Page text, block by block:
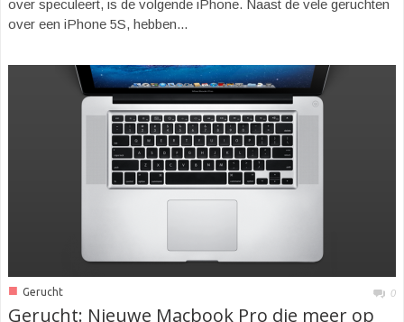
over speculeert, is de volgende iPhone. Naast de vele geruchten
over een iPhone 5S, hebben...
■ Gerucht 0
Gerucht: Nieuwe Macbook Pro die meer op